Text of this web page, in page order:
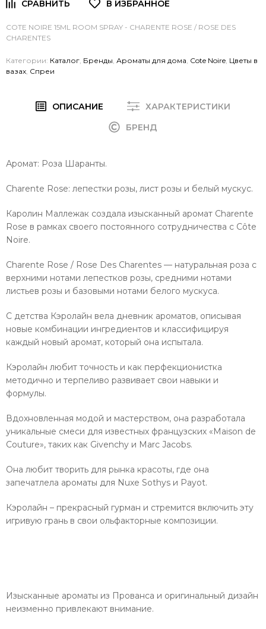
COTE NOIRE 15ML ROOM SPRAY - CHARENTE ROSE / ROSE DES
CHARENTES
Категории: Каталог Бренды Ароматы для дома Cote Noire Цветы в
вазах Спреи
ОПИСАНИЕ
ХАРАКТЕРИСТИКИ
БРЕНД
Аромат: Роза Шаранты.
Charente Rose: лепестки розы, лист розы и белый мускус.
Каролин Маллежак создала изысканный аромат Charente
Rose в рамках своего постоянного сотрудничества с Côte
Noire.
Charente Rose / Rose Des Charentes — натуральная роза с
верхними нотами лепестков розы, средними нотами
листьев розы и базовыми нотами белого мускуса.
С детства Кэролайн вела дневник ароматов, описывая
новые комбинации ингредиентов и классифицируя
каждый новый аромат, который она испытала.
Кэролайн любит точность и как перфекционистка
методично и терпеливо развивает свои навыки и
формулы.
Вдохновленная модой и мастерством, она разработала
уникальные смеси для известных французских «Maison de
Couture», таких как Givenchy и Marc Jacobs.
Она любит творить для рынка красоты, где она
запечатлела ароматы для Nuxe Sothys и Payot.
Кэролайн – прекрасный гурман и стремится включить эту
игривую грань в свои ольфакторные композиции.
Изысканные ароматы из Прованса и оригинальный дизайн
неизменно привлекают внимание.